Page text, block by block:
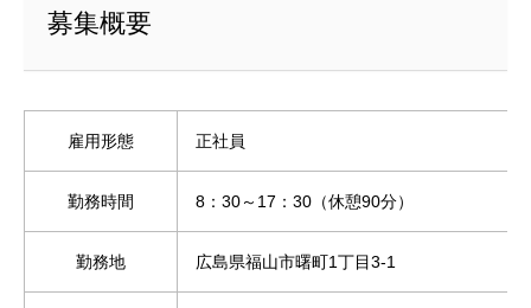
募集概要
雇用形態 正社員
勤務時間 8：30～17：30（休憩90分）
勤務地 広島県福山市曙町1丁目3-1